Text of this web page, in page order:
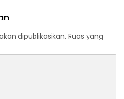
dipublikasikan. Ruas yang